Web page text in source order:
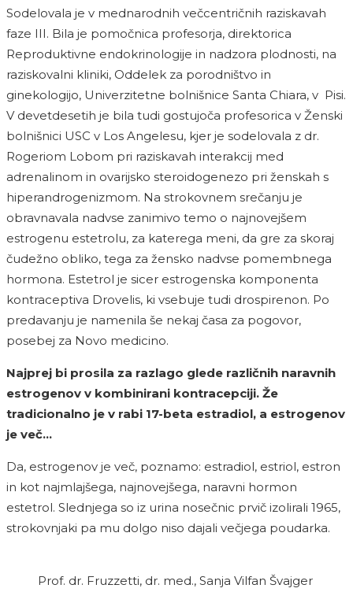
Sodelovala je v mednarodnih večcentričnih raziskavah
faze III. Bila je pomočnica profesorja, direktorica
Reproduktivne endokrinologije in nadzora plodnosti, na
raziskovalni kliniki, Oddelek za porodništvo in
ginekologijo, Univerzitetne bolnišnice Santa Chiara, v Pisi.
V devetdesetih je bila tudi gostujoča profesorica v Ženski
bolnišnici USC v Los Angelesu, kjer je sodelovala z dr.
Rogeriom Lobom pri raziskavah interakcij med
adrenalinom in ovarijsko steroidogenezo pri ženskah s
hiperandrogenizmom. Na strokovnem srečanju je
obravnavala nadvse zanimivo temo o najnovejšem
estrogenu estetrolu, za katerega meni, da gre za skoraj
čudežno obliko, tega za žensko nadvse pomembnega
hormona. Estetrol je sicer estrogenska komponenta
kontraceptiva Drovelis, ki vsebuje tudi drospirenon. Po
predavanju je namenila še nekaj časa za pogovor,
posebej za Novo medicino.
Najprej bi prosila za razlago glede različnih naravnih
estrogenov v kombinirani kontracepciji. Že
tradicionalno je v rabi 17-beta estradiol, a estrogenov
je več…
Da, estrogenov je več, poznamo: estradiol, estriol, estron
in kot najmlajšega, najnovejšega, naravni hormon
estetrol. Slednjega so iz urina nosečnic prvič izolirali 1965,
strokovnjaki pa mu dolgo niso dajali večjega poudarka.
Prof. dr. Fruzzetti, dr. med., Sanja Vilfan Švajger